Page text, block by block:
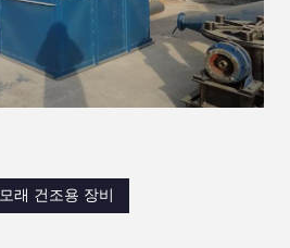
모래 건조용 장비